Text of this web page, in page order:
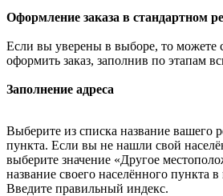
Оформление заказа в стандартном
Если вы уверены в выборе, то можете
оформить заказ, заполнив по этапам
Заполнение адреса
Выберите из списка название вашего
пункта. Если вы не нашли свой
выберите значение «Другое
название своего населённого пункта
Введите правильный индекс.